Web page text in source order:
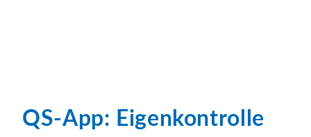
QS-App: Eigenkontrolle